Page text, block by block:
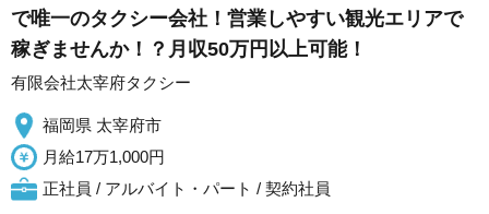
で唯一のタクシー会社！営業しやすい観光エリアで
稼ぎませんか！？月収50万円以上可能！
有限会社太宰府タクシー
福岡県 太宰府市
月給17万1,000円
正社員 / アルバイト・パート / 契約社員